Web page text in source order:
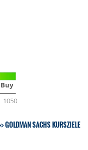
Buy
1050
GOLDMAN SACHS KURSZIELE